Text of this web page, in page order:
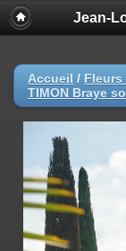
Jean-
Accueil / Fleurs
TIMON Braye